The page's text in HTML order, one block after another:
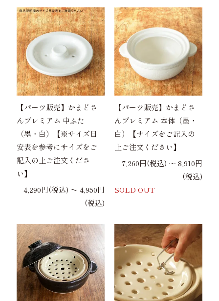
【パーツ販売】かまどさ
んプレミアム 中ふた
（墨・白）【※サイズ目
安表を参考にサイズをご
記入の上ご注文くださ
い】
4,290円(税込) 〜 4,950円
(税込)
【パーツ販売】かまどさ
んプレミアム 本体（墨・
白）【サイズをご記入の
上ご注文ください】
7,260円(税込) 〜 8,910円
(税込)
SOLD OUT